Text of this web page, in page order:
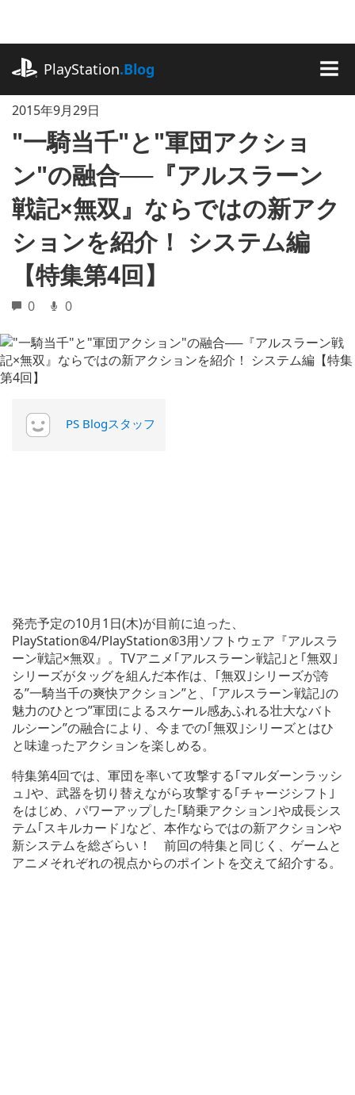
に
キ
ッ
プ
PlayStation.Blog
2015年9月29日
"一騎当千"と"軍団アクショ
ン"の融合──『アルスラーン
戦記×無双』ならではの新アク
ションを紹介！ システム編
【特集第4回】
0 0
PS Blogスタッフ
発売予定の10月1日(木)が目前に迫った、
PlayStation®4/PlayStation®3用ソフトウェア『アルスラ
ーン戦記×無双』。TVアニメ｢アルスラーン戦記｣と｢無双｣
シリーズがタッグを組んだ本作は、｢無双｣シリーズが誇
る”一騎当千の爽快アクション”と、｢アルスラーン戦記｣の
魅力のひとつ”軍団によるスケール感あふれる壮大なバト
ルシーン”の融合により、今までの｢無双｣シリーズとはひ
と味違ったアクションを楽しめる。
特集第4回では、軍団を率いて攻撃する｢マルダーンラッシ
ュ｣や、武器を切り替えながら攻撃する｢チャージシフト｣
をはじめ、パワーアップした｢騎乗アクション｣や成長シス
テム｢スキルカード｣など、本作ならではの新アクションや
新システムを総ざらい！ 前回の特集と同じく、ゲームと
アニメそれぞれの視点からのポイントを交えて紹介する。